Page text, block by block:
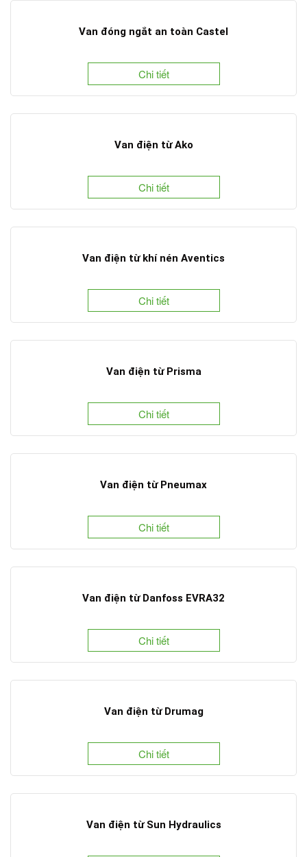
Van đóng ngắt an toàn Castel
Chi tiết
Van điện từ Ako
Chi tiết
Van điện từ khí nén Aventics
Chi tiết
Van điện từ Prisma
Chi tiết
Van điện từ Pneumax
Chi tiết
Van điện từ Danfoss EVRA32
Chi tiết
Van điện từ Drumag
Chi tiết
Van điện từ Sun Hydraulics